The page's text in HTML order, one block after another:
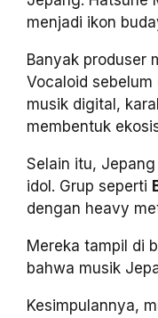
menjadi ikon
Banyak produser
Vocaloid sebelum
musik digital,
membentuk
Selain itu,
idol. Grup seperti
dengan heavy
Mereka tampil di
bahwa musik
Kesimpulannya,